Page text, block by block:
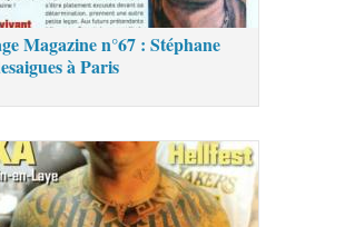
Magazine n°67 : Stéphane
à Paris